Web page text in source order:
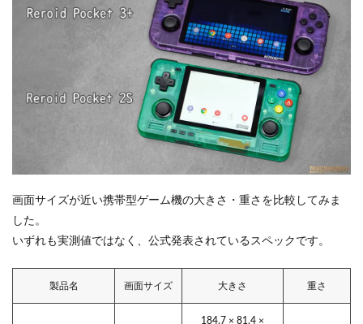
画面サイズが近い携帯型ゲーム機の大きさ・重さを比較してみま
した。
いずれも実測値ではなく、公式発表されているスペックです。
製品名 画面サイズ 大きさ 重さ
184.7 × 81.4 ×